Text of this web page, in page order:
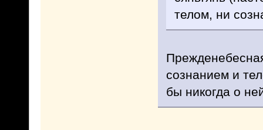
телом, ни
сознанием и
бы никогда о